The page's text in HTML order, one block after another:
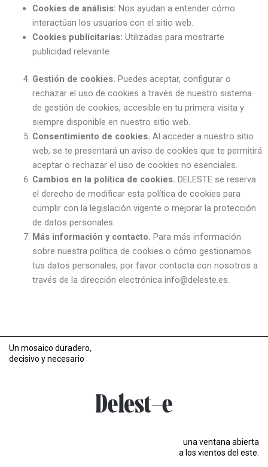
Cookies de análisis: Nos ayudan a entender cómo
interactúan los usuarios con el sitio web.
Cookies publicitarias: Utilizadas para mostrarte
publicidad relevante.
Gestión de cookies. Puedes aceptar, configurar o
rechazar el uso de cookies a través de nuestro sistema
de gestión de cookies, accesible en tu primera visita y
siempre disponible en nuestro sitio web.
Consentimiento de cookies. Al acceder a nuestro sitio
web, se te presentará un aviso de cookies que te permitirá
aceptar o rechazar el uso de cookies no esenciales.
Cambios en la política de cookies. DELESTE se reserva
el derecho de modificar esta política de cookies para
cumplir con la legislación vigente o mejorar la protección
de datos personales.
Más información y contacto. Para más información
sobre nuestra política de cookies o cómo gestionamos
tus datos personales, por favor contacta con nosotros a
través de la dirección electrónica info@deleste.es.
Un mosaico duradero,
decisivo y necesario
una ventana abierta
a los vientos del este.